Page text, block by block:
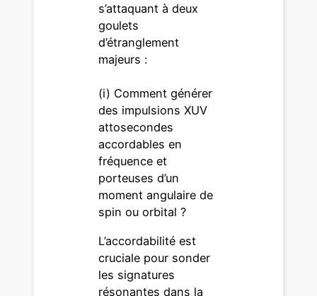
s’attaquant à deux
goulets
d’étranglement
majeurs :
(i) Comment générer
des impulsions XUV
attosecondes
accordables en
fréquence et
porteuses d’un
moment angulaire de
spin ou orbital ?
L’accordabilité est
cruciale pour sonder
les signatures
résonantes dans la